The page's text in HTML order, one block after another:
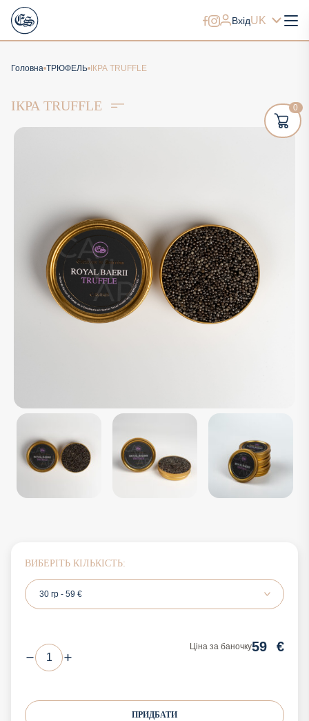
ВхідUK
Головна ТРЮФЕЛЬ ІКРА TRUFFLE
ІКРА TRUFFLE
ВИБЕРІТЬ КІЛЬКІСТЬ:
30 гр - 59 €
Ціна за баночку59 €
ПРИДБАТИ
0